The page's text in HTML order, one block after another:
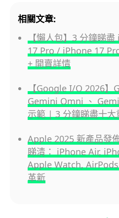
相關文章:
【懶人包】3 分鐘睇
17 Pro / iPhone 17
+ 開賣詳情
【Google I/O 2026】
Gemini Omni 、
示範 | 3 分鐘睇盡十大
Apple 2025 新產品發
睇清： iPhone Air,
Apple Watch,
革新